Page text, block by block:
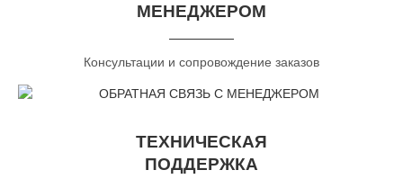
МЕНЕДЖЕРОМ
Консультации и сопровождение заказов
ТЕХНИЧЕСКАЯ
ПОДДЕРЖКА